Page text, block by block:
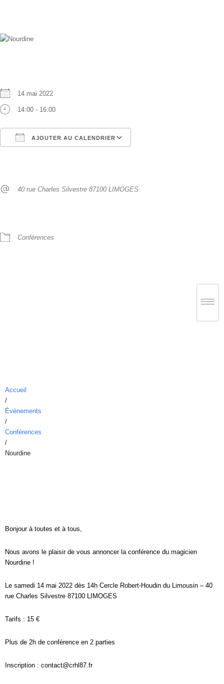
14 mai 2022
14:00 - 16:00
AJOUTER AU CALENDRIER
40 rue Charles Silvestre 87100 LIMOGES
Conférences
Accueil
/
Évènements
/
Conférences
/
Nourdine
Bonjour à toutes et à tous,
Nous avons le plaisir de vous annoncer la conférence du magicien
Nourdine !
Le samedi 14 mai 2022 dès 14h Cercle Robert-Houdin du Limousin – 40
rue Charles Silvestre 87100 LIMOGES
Tarifs : 15 €
Plus de 2h de conférence en 2 parties
Inscription : contact@crhl87.fr